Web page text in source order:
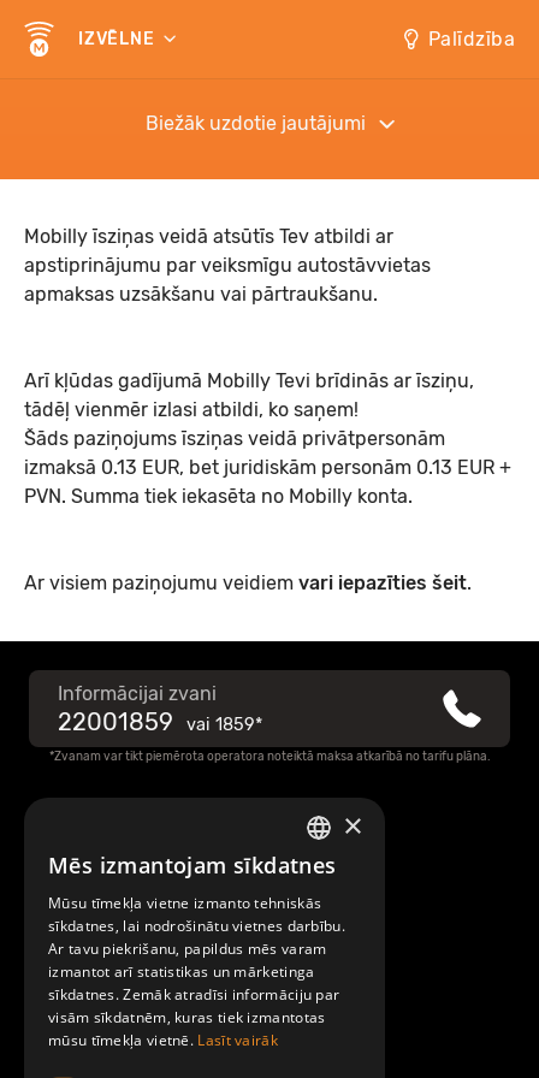
IZVĒLNE Palīdzība
Biežāk uzdotie jautājumi
Mobilly īsziņas veidā atsūtīs Tev atbildi ar
apstiprinājumu par veiksmīgu autostāvvietas
apmaksas uzsākšanu vai pārtraukšanu.
Arī kļūdas gadījumā Mobilly Tevi brīdinās ar īsziņu,
tādēļ vienmēr izlasi atbildi, ko saņem!
Šāds paziņojums īsziņas veidā privātpersonām
izmaksā 0.13 EUR, bet juridiskām personām 0.13 EUR +
PVN. Summa tiek iekasēta no Mobilly konta.
Ar visiem paziņojumu veidiem vari iepazīties šeit.
Informācijai zvani
22001859 vai 1859*
*Zvanam var tikt piemērota operatora noteiktā maksa atkarībā no tarifu plāna.
Par Mobilly
Noteikumi un līgumi
Kontakti
LATVIAN
ENGLISH
×
Mēs izmantojam sīkdatnes
Mūsu tīmekļa vietne izmanto tehniskās
sīkdatnes, lai nodrošinātu vietnes darbību.
Ar tavu piekrišanu, papildus mēs varam
izmantot arī statistikas un mārketinga
sīkdatnes. Zemāk atradīsi informāciju par
visām sīkdatnēm, kuras tiek izmantotas
mūsu tīmekļa vietnē. Lasīt vairāk